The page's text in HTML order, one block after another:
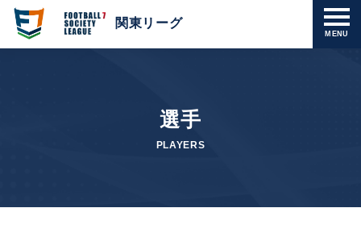
MENU
関東リーグ
選手
PLAYERS